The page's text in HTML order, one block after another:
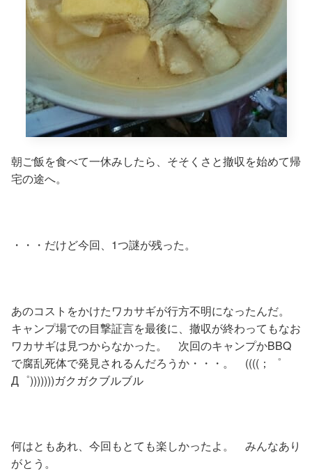
朝ご飯を食べて一休みしたら、そそくさと撤収を始めて帰
宅の途へ。
・・・だけど今回、1つ謎が残った。
あのコストをかけたワカサギが行方不明になったんだ。
キャンプ場での目撃証言を最後に、撤収が終わってもなお
ワカサギは見つからなかった。 次回のキャンプかBBQ
で腐乱死体で発見されるんだろうか・・・。 ((((；゜
Д゜)))))))ガクガクブルブル
何はともあれ、今回もとても楽しかったよ。 みんなあり
がとう。